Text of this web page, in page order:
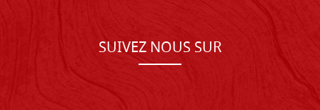
SUIVEZ NOUS SUR